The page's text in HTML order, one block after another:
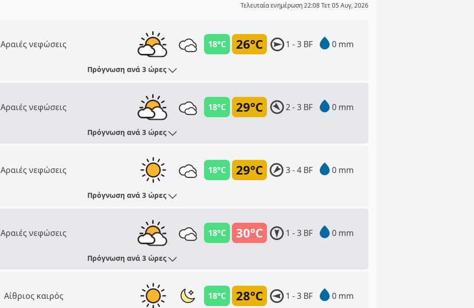
Τελευταία ενημέρωση 22:08 Τετ 05 Αυγ, 2026
Αραιές νεφώσεις 26°C
18°C 1 - 3 BF 0 mm
Πρόγνωση ανά 3 ώρες
Αραιές νεφώσεις 29°C
18°C 2 - 3 BF 0 mm
Πρόγνωση ανά 3 ώρες
Αραιές νεφώσεις 29°C
18°C 3 - 4 BF 0 mm
Πρόγνωση ανά 3 ώρες
Αραιές νεφώσεις 30°C
18°C 1 - 3 BF 0 mm
Πρόγνωση ανά 3 ώρες
Αίθριος καιρός 28°C
18°C 1 - 3 BF 0 mm